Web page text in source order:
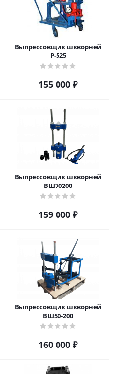
Выпрессовщик шкворней
Р-525
155 000 ₽
Выпрессовщик шкворней
ВШ70200
159 000 ₽
Выпрессовщик шкворней
ВШ50-200
160 000 ₽